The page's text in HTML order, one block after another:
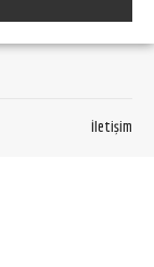
İletişim